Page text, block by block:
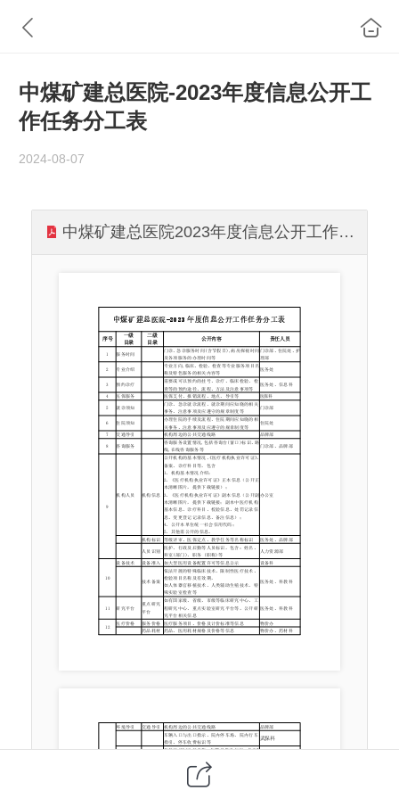
中煤矿建总医院-2023年度信息公开工
作任务分工表
2024-08-07
中煤矿建总医院2023年度信息公开工作任务分工表.pdf